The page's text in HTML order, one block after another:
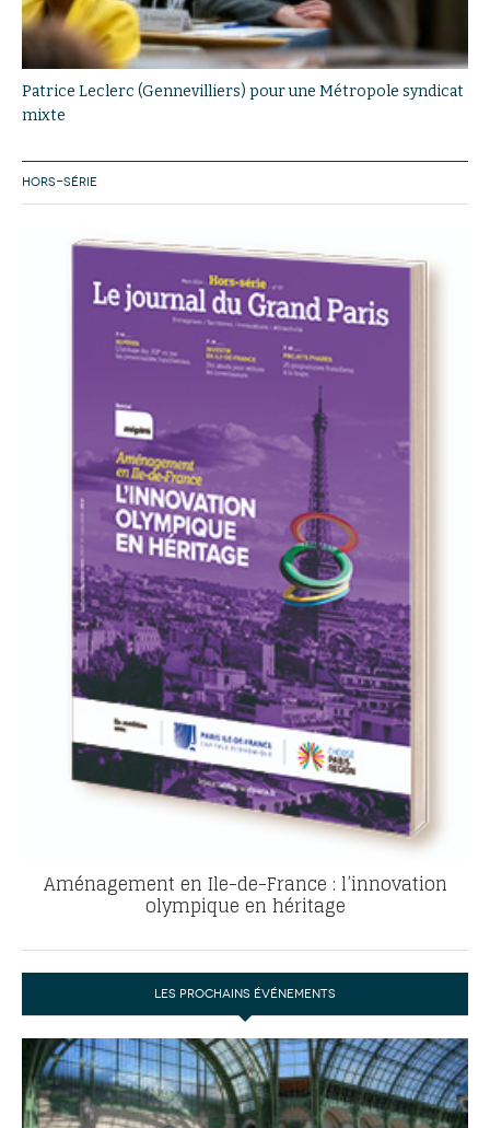
Patrice Leclerc (Gennevilliers) pour une Métropole syndicat
mixte
HORS-SÉRIE
Aménagement en Ile-de-France : l’innovation
olympique en héritage
LES PROCHAINS ÉVÉNEMENTS